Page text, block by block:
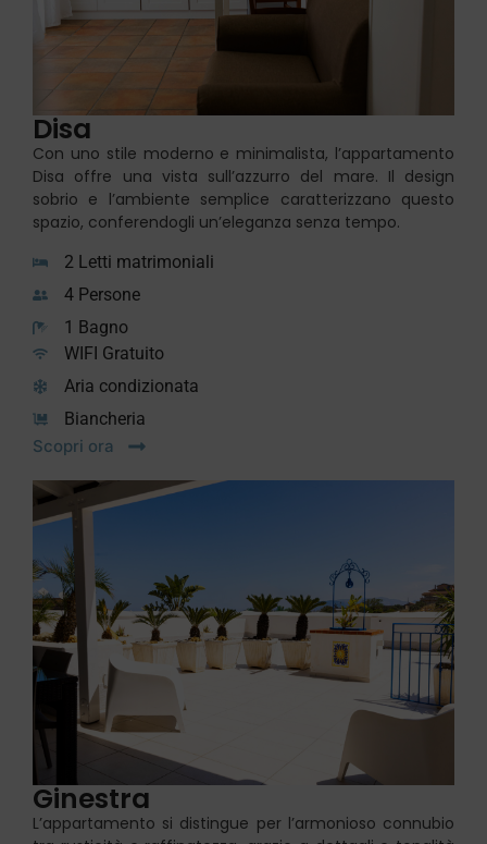
Disa
Con uno stile moderno e minimalista, l’appartamento
Disa offre una vista sull’azzurro del mare. Il design
sobrio e l’ambiente semplice caratterizzano questo
spazio, conferendogli un’eleganza senza tempo.
2 Letti matrimoniali
4 Persone
1 Bagno
WIFI Gratuito
Aria condizionata
Biancheria
Scopri ora
Ginestra
L’appartamento si distingue per l’armonioso connubio